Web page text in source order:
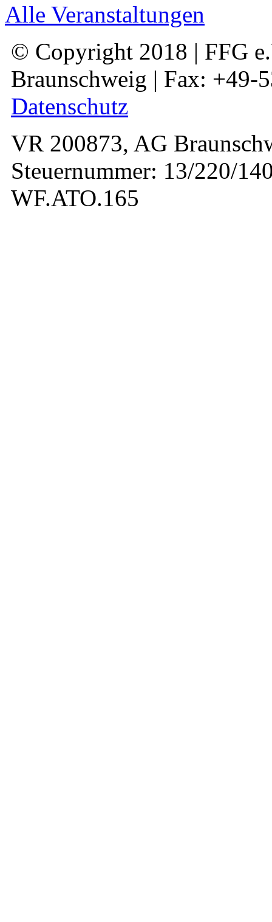
Alle Veranstaltungen
© Copyright 2018 | FFG
Braunschweig | Fax: +49-
Datenschutz
VR 200873, AG
Steuernummer: 13/220/
WF.ATO.165